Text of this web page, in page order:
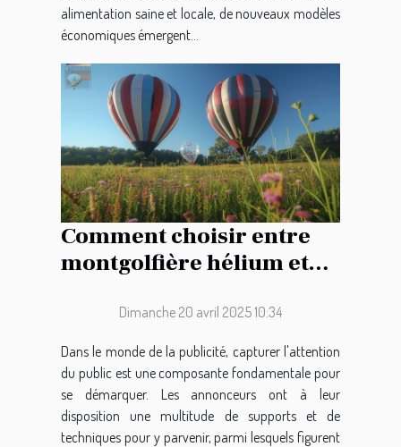
alimentation saine et locale, de nouveaux modèles
économiques émergent...
Comment choisir entre
montgolfière hélium et
publicitéDimanche 20 avril 2025 10:34
Dans le monde de la publicité, capturer l'attention
du public est une composante fondamentale pour
se démarquer. Les annonceurs ont à leur
disposition une multitude de supports et de
techniques pour y parvenir, parmi lesquels figurent